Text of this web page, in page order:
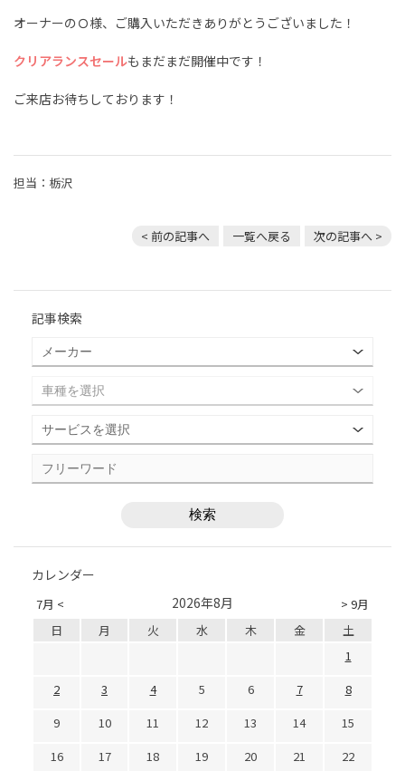
オーナーのＯ様、ご購入いただきありがとうございました！
クリアランスセールもまだまだ開催中です！
ご来店お待ちしております！
担当：栃沢
< 前の記事へ 一覧へ戻る 次の記事へ >
記事検索
カレンダー
7月 < > 9月
2026年8月
日 月 火 水 木 金
土
1
2
3 4 5 6 7
8
9
10 11 12 13 14
15
16
17 18 19 20 21
22